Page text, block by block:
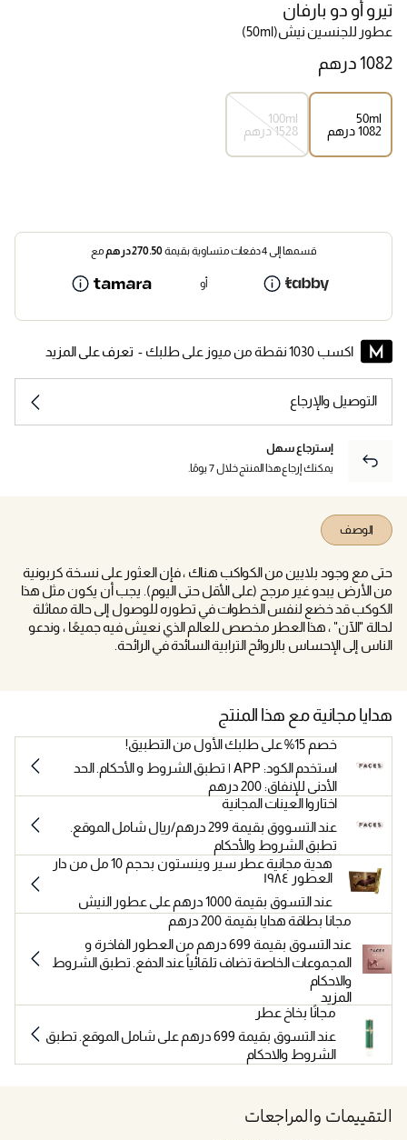
تيرو أو دو بارفان
عطور للجنسين نيش(50ml)
50ml
⁦1082⁩ درهم
100ml
⁦1528⁩ درهم
قسمها إلى 4 دفعات متساوية بقيمة 270.50درهممع
أو
اكسب 1030 نقطة من ميوز على طلبك - تعرف على المزيد
التوصيل والإرجاع
إسترجاع سهل
يمكنك إرجاع هذا المنتج خلال 7 يومًا.
الوصف
حتى مع وجود بلايين من الكواكب هناك ، فإن العثور على نسخة كربونية
من الأرض يبدو غير مرجح (على الأقل حتى اليوم). يجب أن يكون مثل هذا
الكوكب قد خضع لنفس الخطوات في تطوره للوصول إلى حالة مماثلة
لحالة "الآن" ، هذا العطر مخصص للعالم الذي نعيش فيه جميعًا ، وندعو
الناس إلى الإحساس بالروائح الترابية السائدة في الرائحة.
هدايا مجانية مع هذا المنتج
خصم 15% على طلبك الأول من التطبيق!
استخدم الكود: APP | تطبق الشروط و الأحكام. الحد
الأدنى للإنفاق: 200 درهم
اختاروا العينات المجانية
عند التسووق بقيمة 299 درهم/ريال شامل الموقع.
تطبق الشروط والأحكام
هدية مجانية عطر سير وينستون بحجم 10 مل من دار
العطور ١٩٨٤
عند التسوق بقيمة 1000 درهم على عطور النيش
مجانا بطاقة هدايا بقيمة 200 درهم
عند التسوق بقيمة 699 درهم من العطور الفاخرة و
المجموعات الخاصة تضاف تلقائياً عند الدفع. تطبق الشروط
والاحكام
المزيد
مجانًا بخاخ عطر
عند التسوق بقيمة 699 درهم على شامل الموقع. تطبق
الشروط والاحكام
التقييمات والمراجعات